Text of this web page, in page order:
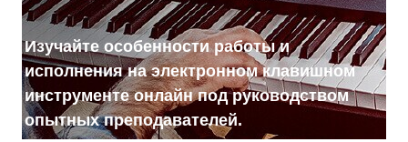
Изучайте особенности работы и
исполнения на электронном клавишном
инструменте онлайн под руководством
опытных преподавателей.